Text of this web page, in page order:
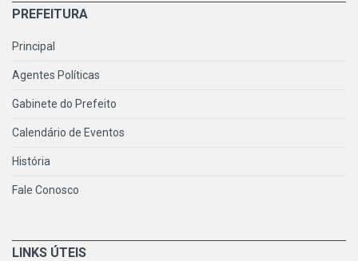
PREFEITURA
Principal
Agentes Políticas
Gabinete do Prefeito
Calendário de Eventos
História
Fale Conosco
LINKS ÚTEIS